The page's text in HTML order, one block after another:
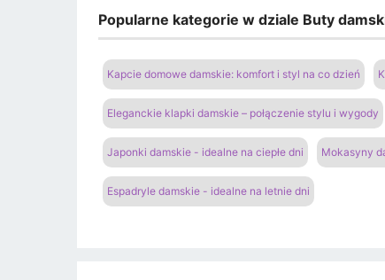
Popularne kategorie w dziale Buty
Kapcie domowe damskie: komfort i styl na co dzień
Eleganckie klapki damskie – połączenie stylu i wygody
Japonki damskie - idealne na ciepłe dni Mokasyny
Espadryle damskie - idealne na letnie dni